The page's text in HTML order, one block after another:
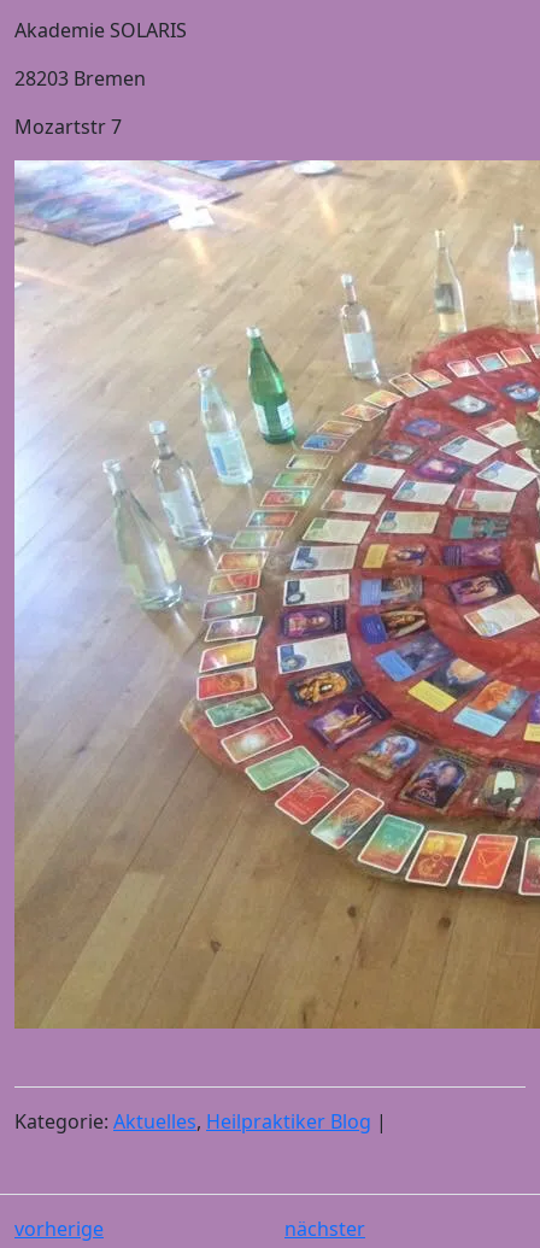
Akademie SOLARIS
28203 Bremen
Mozartstr 7
Kategorie: Aktuelles, Heilpraktiker Blog |
vorherige
nächster